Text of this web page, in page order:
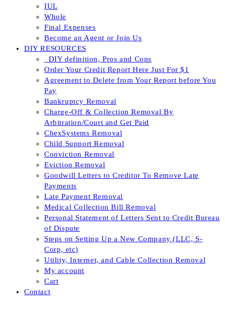
IUL
Whole
Final Expenses
Become an Agent or Join Us
DIY RESOURCES
_DIY definition, Pros and Cons
Order Your Credit Report Here Just For $1
Agreement to Delete from Your Report before You
Pay
Bankruptcy Removal
Charge-Off & Collection Removal By
Arbitration/Court and Get Paid
ChexSystems Removal
Child Support Removal
Conviction Removal
Eviction Removal
Goodwill Letters to Creditor To Remove Late
Payments
Late Payment Removal
Medical Collection Bill Removal
Personal Statement of Letters Sent to Credit Bureau
of Dispute
Steps on Setting Up a New Company (LLC, S-
Corp, etc)
Utility, Internet, and Cable Collection Removal
My account
Cart
Contact